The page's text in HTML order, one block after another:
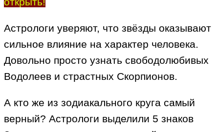
Астрологи уверяют, что звёзды оказывают
сильное влияние на характер человека.
Довольно просто узнать свободолюбивых
Водолеев и страстных Скорпионов.
А кто же из зодиакального круга самый
верный? Астрологи выделили 5 знаков